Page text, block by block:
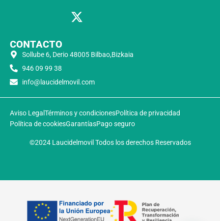
CONTACTO
Sollube 6, Derio 48005 Bilbao,Bizkaia
946 09 99 38
info@laucidelmovil.com
Aviso Legal Términos y condicionesPolítica de privacidad
Política de cookiesGarantíasPago seguro
©2024 Laucidelmovil Todos los derechos Reservados